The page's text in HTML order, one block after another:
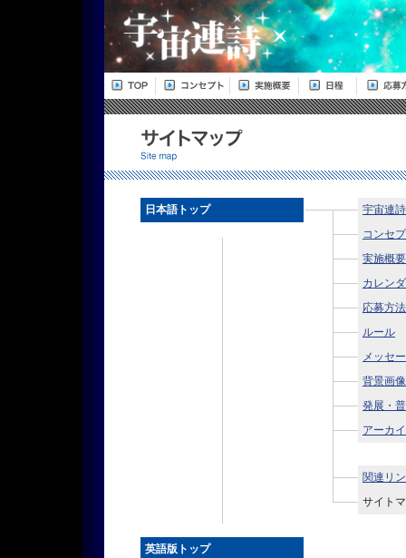
日本語トップ
宇宙連
コンセ
実施概要
カレン
応募方法
ルール
メッセ
背景画像
発展・
アーカ
関連リ
サイト
英語版トップ